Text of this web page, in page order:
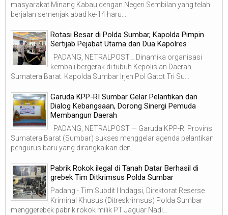
masyarakat Minang Kabau dengan Negeri Sembilan yang telah
berjalan semenjak abad ke-14 haru...
Rotasi Besar di Polda Sumbar, Kapolda Pimpin
Sertijab Pejabat Utama dan Dua Kapolres
PADANG, NETRALPOST _ Dinamika organisasi
kembali bergerak di tubuh Kepolisian Daerah
Sumatera Barat. Kapolda Sumbar Irjen Pol Gatot Tri Su...
Garuda KPP-RI Sumbar Gelar Pelantikan dan
Dialog Kebangsaan, Dorong Sinergi Pemuda
Membangun Daerah
PADANG, NETRALPOST — Garuda KPP-RI Provinsi
Sumatera Barat (Sumbar) sukses menggelar agenda pelantikan
pengurus baru yang dirangkaikan den...
Pabrik Rokok ilegal di Tanah Datar Berhasil di
grebek Tim Ditkrimsus Polda Sumbar
Padang - Tim Subdit I Indagsi, Direktorat Reserse
Kriminal Khusus (Ditreskrimsus) Polda Sumbar
menggerebek pabrik rokok milik PT Jaguar Nadi...